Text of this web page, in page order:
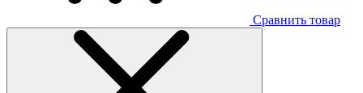
Сравнить товар